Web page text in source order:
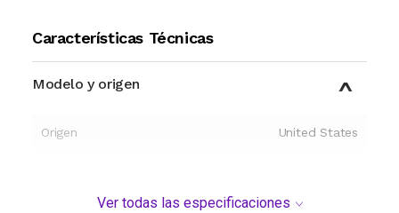
Características Técnicas
Modelo y origen
Origen United States
Ver todas las especificaciones